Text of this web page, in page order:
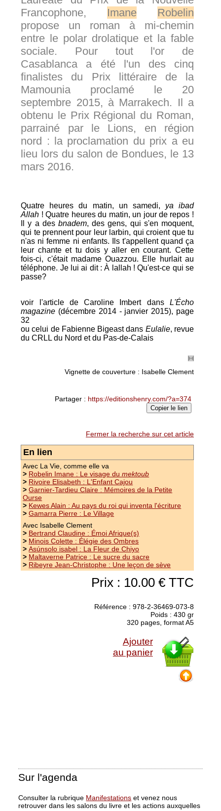
Francophone, Imane
Robelin
propose un roman à mi-chemin
entre le polar drolatique et la fable
sociale. Pour tout l'or de
Casablanca a été l'un des cinq
finalistes du Prix littéraire de la
Mamounia proclamé le 20
septembre 2015, à Marrakech. Il a
obtenu le Prix Régional du Roman,
parrainé par le Lions, en région
nord : la proclamation du prix a eu
lieu lors du salon de Bondues, le 13
mars 2016.
Quatre heures du matin, un samedi, ya ibad
Allah ! Quatre heures du matin, un jour de repos !
Il y a des bnadem, des gens, qui s'en moquent,
qui te prennent pour leur larbin, qui croient que tu
n'as ni femme ni enfants. Ils t'appellent quand ça
leur chante et tu dois y aller en courant. Cette
fois-ci, c'était madame Ouazzou. Elle hurlait au
téléphone. Je lui ai dit : À lallah ! Qu'est-ce qui se
passe?
voir l'article de Caroline Imbert dans L'Écho
magazine (décembre 2014 - janvier 2015), page
32
ou celui de Fabienne Bigeast dans Eulalie, revue
du CRLL du Nord et du Pas-de-Calais
Vignette de couverture : Isabelle Clement
Partager : https://editionshenry.com/?a=374
Copier le lien
Fermer la recherche sur cet article
En lien
Avec La Vie, comme elle va
> Robelin Imane : Le visage dumektoub
> Rivoire Elisabeth : L'Enfant Cajou
> Garnier-Tardieu Claire : Mémoires de la Petite
Ourse
> Kewes Alain : Au pays du roi qui inventa l'écriture
> Gamarra Pierre : Le Village
Avec Isabelle Clement
> Bertrand Claudine : Émoi Afrique(s)
> Minois Colette : Élégie des Ombres
> Asúnsolo isabel : La Fleur de Chiyo
> Maltaverne Patrice : Le sucre du sacre
> Ribeyre Jean-Christophe : Une leçon de sève
Prix : 10.00 € TTC
Référence : 978-2-36469-073-8
Poids : 430 gr
320 pages, format A5
Ajouter
au panier
Sur l'agenda
Consulter la rubrique Manifestations et venez nous
retrouver dans les salons du livre et les actions auxquelles